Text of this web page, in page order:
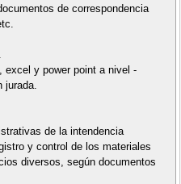
de correspondencia
excel y power point a nivel -
de la intendencia
y control de los materiales
diversos, según documentos